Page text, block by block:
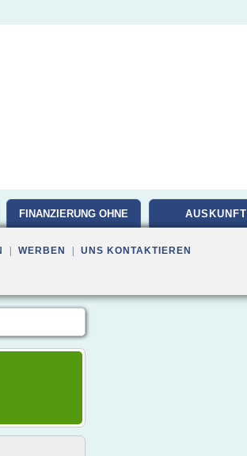
FINANZIERUNG OHNE AUSKUNFT
WERBEN UNS KONTAKTIEREN